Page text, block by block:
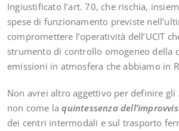
Ingiustificato l’art. 70, che rischia,
spese di funzionamento previste
compromettere l’operatività dell’UCIT
strumento di controllo omogeneo della
emissioni in atmosfera che abbiamo in
Non avrei altro aggettivo per definire gli
non come laquintessenza
dei centri intermodali e sul trasporto